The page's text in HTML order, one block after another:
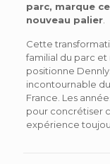
parc, marque
nouveau palier.
Cette
familial du parc et
positionne
incontournable
France. Les
pour concrétiser
expérience